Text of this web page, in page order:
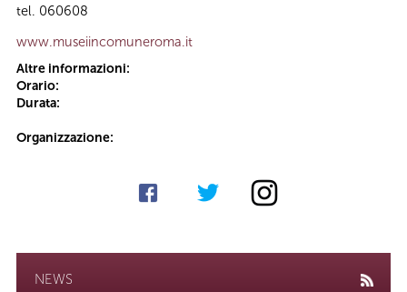
tel. 060608
www.museiincomuneroma.it
Altre informazioni:
Orario:
Durata:
Organizzazione:
NEWS